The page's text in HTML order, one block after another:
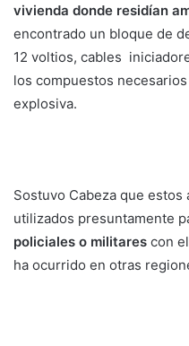
vivienda donde residían
encontrado un bloque de
12 voltios, cables
los compuestos
explosiva.
Sostuvo Cabeza que
utilizados presuntamente
policiales o militares con
ha ocurrido en otras